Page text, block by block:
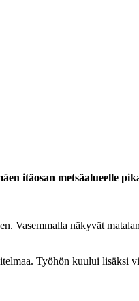
itäosan metsäalueelle
Vasemmalla näkyvät
Työhön kuului lisäksi